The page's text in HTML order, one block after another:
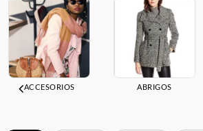
ACCESORIOS ABRIGOS